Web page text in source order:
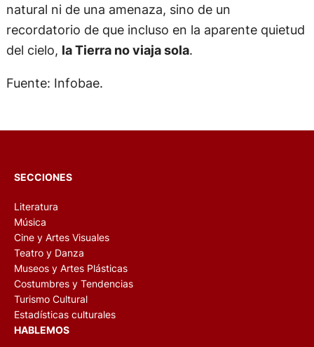
natural ni de una amenaza, sino de un
recordatorio de que incluso en la aparente quietud
del cielo, la Tierra no viaja sola.
Fuente: Infobae.
SECCIONES
Literatura
Música
Cine y Artes Visuales
Teatro y Danza
Museos y Artes Plásticas
Costumbres y Tendencias
Turismo Cultural
Estadísticas culturales
HABLEMOS